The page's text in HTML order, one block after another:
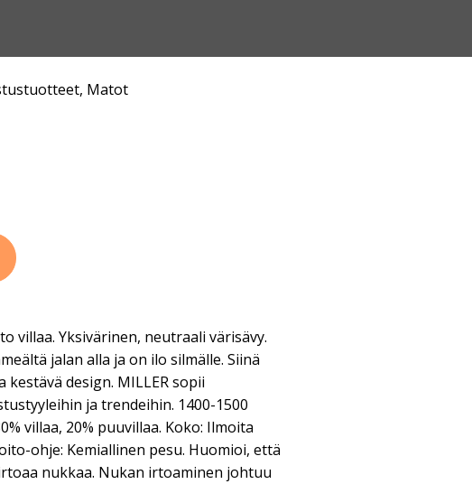
, Matot
villaa. Yksivärinen, neutraali värisävy.
jalan alla ja on ilo silmälle. Siinä
kestävä design. MILLER sopii
ja trendeihin. 1400-1500
villaa, 20% puuvillaa. Koko: Ilmoita
ohje: Kemiallinen pesu. Huomioi, että
nukkaa. Nukan irtoaminen johtuu